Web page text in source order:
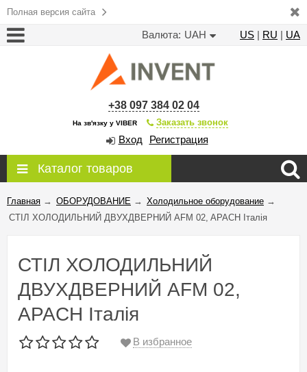
Полная версия сайта
Валюта: UAH US | RU | UA
+38 097 384 02 04
На зв'язку у VIBER Заказать звонок
Вход Регистрация
Каталог товаров
Главная → ОБОРУДОВАНИЕ → Холодильное оборудование →
СТІЛ ХОЛОДИЛЬНИЙ ДВУХДВЕРНИЙ AFM 02, APACH Італія
СТІЛ ХОЛОДИЛЬНИЙ
ДВУХДВЕРНИЙ AFM 02,
APACH Італія
В избранное